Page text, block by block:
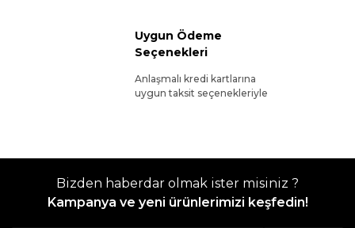
Uygun Ödeme
Seçenekleri
Anlaşmalı kredi kartlarına
uygun taksit seçenekleriyle
Bizden haberdar olmak ister misiniz ?
Kampanya ve yeni ürünlerimizi keşfedin!